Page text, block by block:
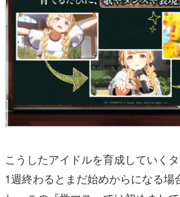
こうしたアイドルを育成していくタ
1週終わるとまだ始めからになる場